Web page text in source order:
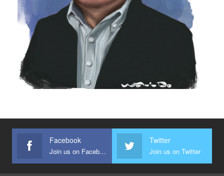
Facebook
Join us on Facebook
Twitter
Join us on Twitter